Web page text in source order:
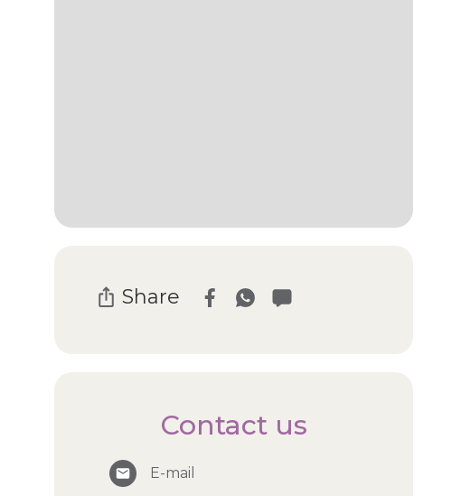
Share
Contact us
E-mail